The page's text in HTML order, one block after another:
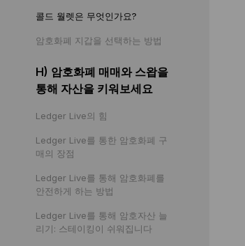
콜드 월렛은 무엇인가요?
암호화폐 지갑을 선택하는 방법
H) 암호화폐 매매와 스왑을
통해 자산을 키워보세요
Ledger Live의 힘
Ledger Live를 통한 암호화폐 구
매의 장점
Ledger Live를 통해 암호화폐를
안전하게 하는 방법
Ledger Live를 통해 암호자산 늘
리기: 스테이킹이 쉬워집니다